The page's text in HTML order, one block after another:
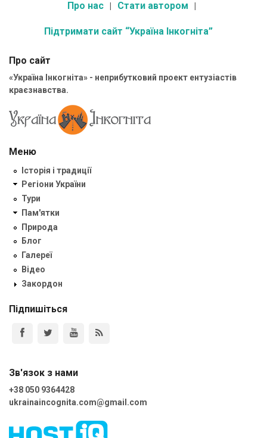
Про нас Стати автором
Підтримати сайт “Україна Інкогніта”
Про сайт
«Україна Інкогніта» - неприбутковий проект ентузіастів
краєзнавства.
Меню
Історія і традиції
Регіони України
Тури
Пам'ятки
Природа
Блог
Галереї
Відео
Закордон
Підпишіться
Зв'язок з нами
+38 050 9364428
ukrainaincognita.com@gmail.com